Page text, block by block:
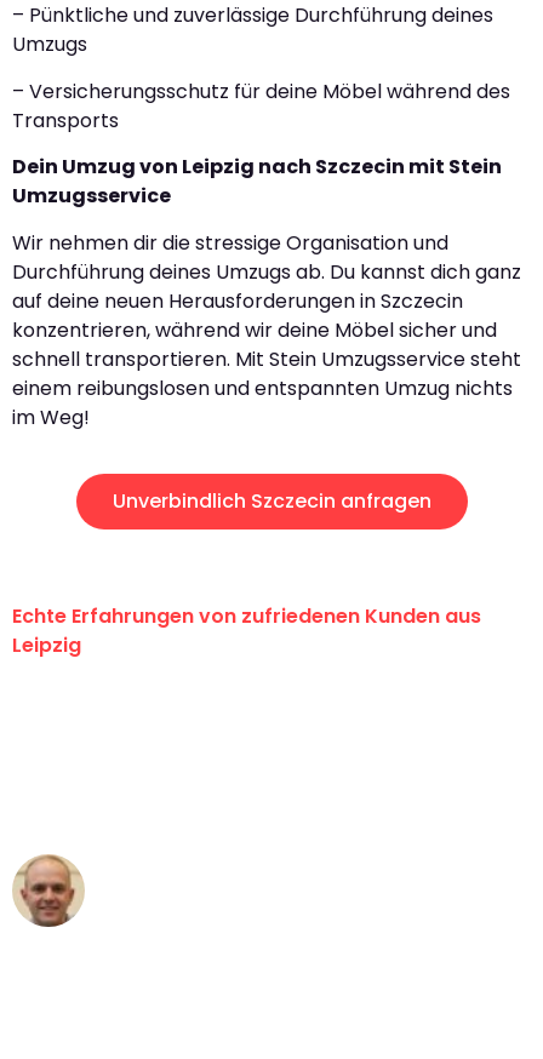
– Pünktliche und zuverlässige Durchführung deines
Umzugs
– Versicherungsschutz für deine Möbel während des
Transports
Dein Umzug von Leipzig nach Szczecin mit Stein
Umzugsservice
Wir nehmen dir die stressige Organisation und
Durchführung deines Umzugs ab. Du kannst dich ganz
auf deine neuen Herausforderungen in Szczecin
konzentrieren, während wir deine Möbel sicher und
schnell transportieren. Mit Stein Umzugsservice steht
einem reibungslosen und entspannten Umzug nichts
im Weg!
Unverbindlich Szczecin anfragen
Echte Erfahrungen von zufriedenen Kunden aus
Leipzig